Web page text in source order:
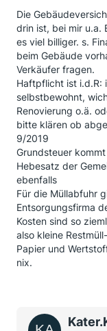
Die
drin ist, bei mir u.a.
es viel billiger. s.
beim Gebäude
Verkäufer fragen.
Haftpflicht ist i.d.R:
selbstbewohnt,
Renovierung o.ä.
bitte klären ob
9/2019
Grundsteuer
Hebesatz der
ebenfalls
Für die Müllabfuhr
Entsorgungsfirma
Kosten sind so
also kleine
Papier und
nix.